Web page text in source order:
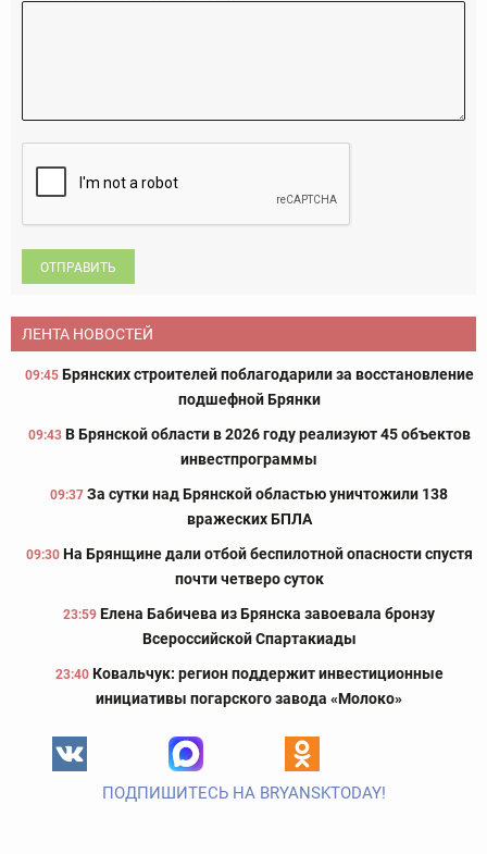
ОТПРАВИТЬ
ЛЕНТА НОВОСТЕЙ
09:45 Брянских строителей поблагодарили за восстановление
подшефной Брянки
09:43 В Брянской области в 2026 году реализуют 45 объектов
инвестпрограммы
09:37 За сутки над Брянской областью уничтожили 138
вражеских БПЛА
09:30 На Брянщине дали отбой беспилотной опасности спустя
почти четверо суток
23:59 Елена Бабичева из Брянска завоевала бронзу
Всероссийской Спартакиады
23:40 Ковальчук: регион поддержит инвестиционные
инициативы погарского завода «Молоко»
ПОДПИШИТЕСЬ НА BRYANSKTODAY!